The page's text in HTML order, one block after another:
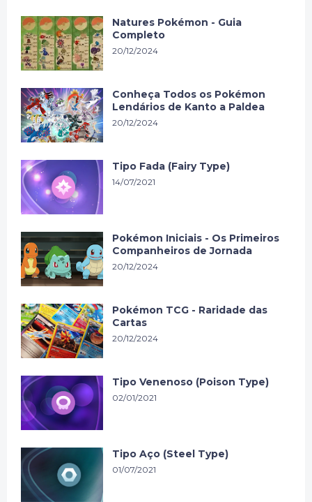
Natures Pokémon - Guia
Completo
20/12/2024
Conheça Todos os Pokémon
Lendários de Kanto a Paldea
20/12/2024
Tipo Fada (Fairy Type)
14/07/2021
Pokémon Iniciais - Os Primeiros
Companheiros de Jornada
20/12/2024
Pokémon TCG - Raridade das
Cartas
20/12/2024
Tipo Venenoso (Poison Type)
02/01/2021
Tipo Aço (Steel Type)
01/07/2021